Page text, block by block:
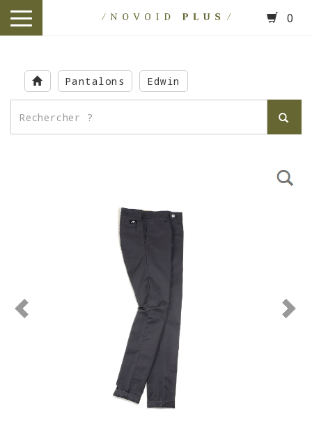
main
content
toggle
0
Pantalons Edwin